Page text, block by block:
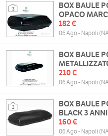
3
BOX BAULE
OPACO
182 €
06 Ago - Napoli
BOX BAULE
210 €
06 Ago - Napoli
2
BOX BAULE
BLACK 3 ANNI
160 €
06 Ago - Napoli